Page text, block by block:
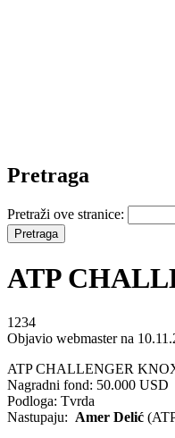
Pretraga
Pretraži ove stranice:
ATP
1234
Objavio webmaster na
ATP CHALLENGER
Nagradni fond: 50.000 USD
Podloga: Tvrda
Nastupaju: Amer Delić